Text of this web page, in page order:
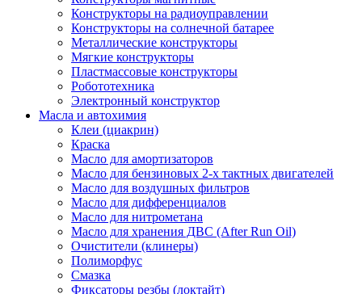
Конструкторы на радиоуправлении
Конструкторы на солнечной батарее
Металлические конструкторы
Мягкие конструкторы
Пластмассовые конструкторы
Робототехника
Электронный конструктор
Масла и автохимия
Клеи (циакрин)
Краска
Масло для амортизаторов
Масло для бензиновых 2-х тактных двигателей
Масло для воздушных фильтров
Масло для дифференциалов
Масло для нитрометана
Масло для хранения ДВС (After Run Oil)
Очистители (клинеры)
Полиморфус
Смазка
Фиксаторы резбы (локтайт)